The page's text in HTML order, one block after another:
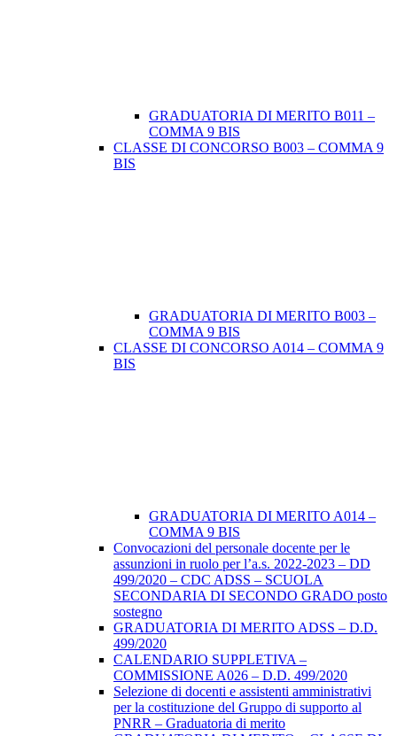
GRADUATORIA DI MERITO B011 –
COMMA 9 BIS
CLASSE DI CONCORSO B003 – COMMA 9
BIS
GRADUATORIA DI MERITO B003 –
COMMA 9 BIS
CLASSE DI CONCORSO A014 – COMMA 9
BIS
GRADUATORIA DI MERITO A014 –
COMMA 9 BIS
Convocazioni del personale docente per le
assunzioni in ruolo per l’a.s. 2022-2023 – DD
499/2020 – CDC ADSS – SCUOLA
SECONDARIA DI SECONDO GRADO posto
sostegno
GRADUATORIA DI MERITO ADSS – D.D.
499/2020
CALENDARIO SUPPLETIVA –
COMMISSIONE A026 – D.D. 499/2020
Selezione di docenti e assistenti amministrativi
per la costituzione del Gruppo di supporto al
PNRR – Graduatoria di merito